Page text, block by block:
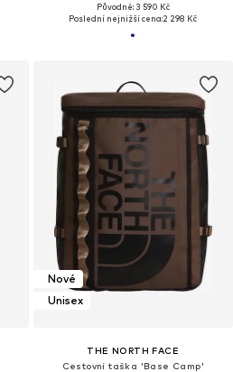
Původně: 3 590 Kč
Poslední nejnižší cena:2 298 Kč
Nové
Unisex
THE NORTH FACE
Cestovní taška 'Base Camp'